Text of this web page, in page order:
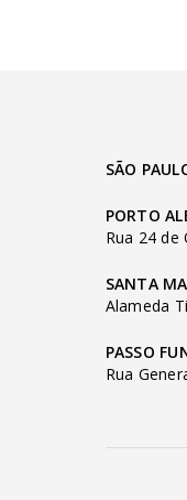
SÃO
PORTO
Rua 24 de
SANTA
Alameda
PASSO
Rua